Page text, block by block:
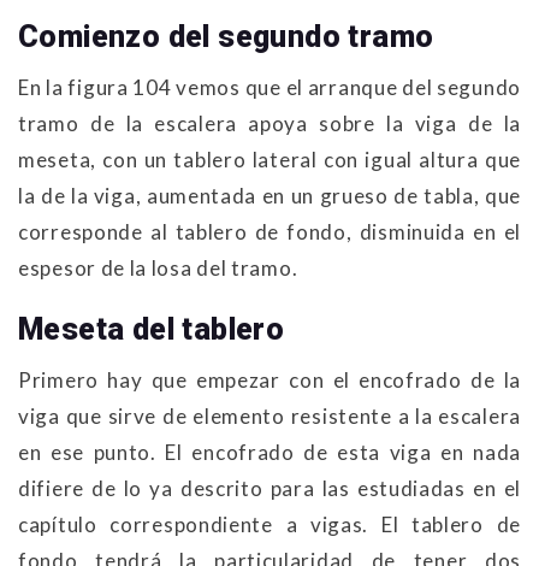
Comienzo del segundo tramo
En la figura 104 vemos que el arranque del segundo
tramo de la escalera apoya sobre la viga de la
meseta, con un tablero lateral con igual altura que
la de la viga, aumentada en un grueso de tabla, que
corresponde al tablero de fondo, disminuida en el
espesor de la losa del tramo.
Meseta del tablero
Primero hay que empezar con el encofrado de la
viga que sirve de elemento resistente a la escalera
en ese punto. El encofrado de esta viga en nada
difiere de lo ya descrito para las estudiadas en el
capítulo correspondiente a vigas. El tablero de